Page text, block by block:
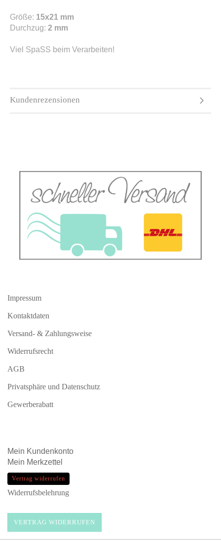
Größe: 15x21 mm
Durchzug: 2 mm
Viel SpaSS beim Verarbeiten!
Kundenrezensionen
Impressum
Kontaktdaten
Versand- & Zahlungsweise
Widerrufsrecht
AGB
Privatsphäre und Datenschutz
Gewerberabatt
Mein Kundenkonto
Mein Merkzettel
Vertrag widerrufen
Widerrufsbelehrung
VERTRAG WIDERRUFEN